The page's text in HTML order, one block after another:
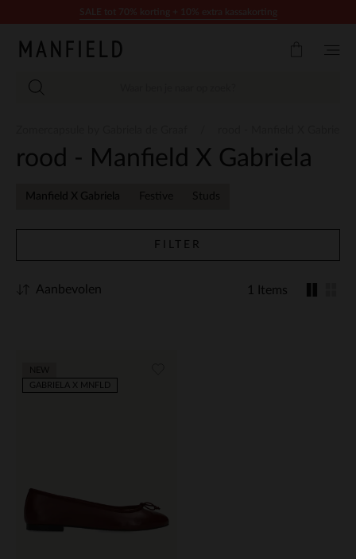
rood - Manfield X Gabriela
Manfield X Gabriela Festive Studs
FILTER
1 Items
Aanbevolen
GABRIELA X MNFLD